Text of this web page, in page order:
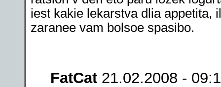
iest kakie lekarstva dlia appetita,
zaranee vam bolsoe spasibo.
FatCat 21.02.2008 -